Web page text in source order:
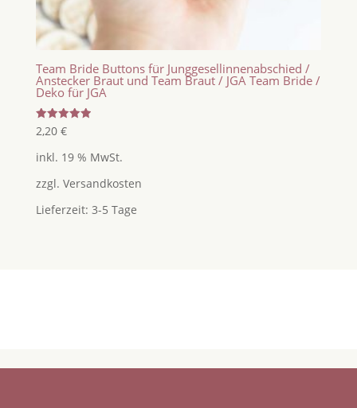
Team Bride Buttons für Junggesellinnenabschied /
Anstecker Braut und Team Braut / JGA Team Bride /
Deko für JGA
Bewertet
mit
von 5
2,20 €
inkl. 19 % MwSt.
zzgl. Versandkosten
Lieferzeit: 3-5 Tage